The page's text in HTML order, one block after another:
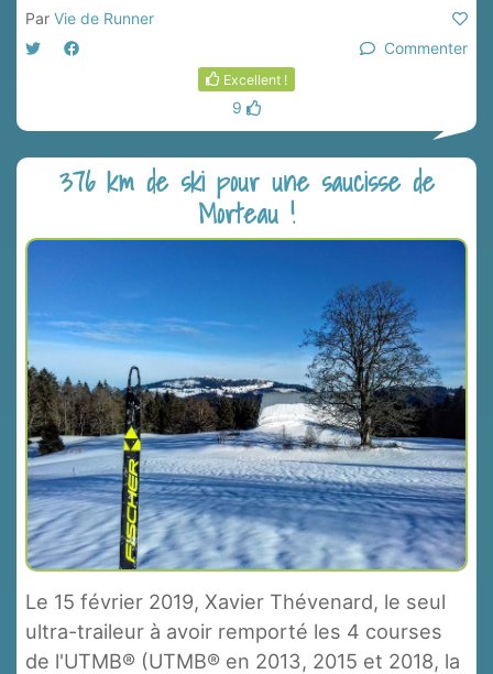
Par Vie de Runner
Commenter
Excellent !
9
376 km de ski pour une saucisse de
Morteau !
Le 15 février 2019, Xavier Thévenard, le seul
ultra-traileur à avoir remporté les 4 courses
de l'UTMB® (UTMB® en 2013, 2015 et 2018, la